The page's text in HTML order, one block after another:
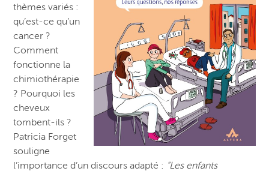
thèmes variés :
qu’est-ce qu’un
cancer ?
Comment
fonctionne la
chimiothérapie
? Pourquoi les
cheveux
tombent-ils ?
Patricia Forget
souligne
l’importance d’un discours adapté : “Les enfants